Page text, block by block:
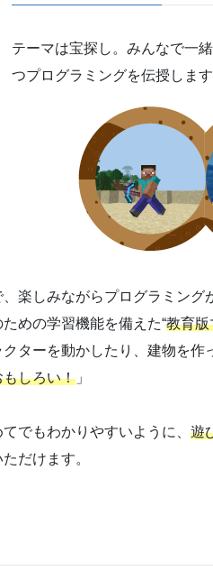
テーマは宝探し。みんなで一
つプログラミングを伝授しま
楽しみながらプログラミング
めの学習機能を備えた“教育版
ターを動かしたり、建物を作
しろい！」
でもわかりやすいように、 遊
だけます。